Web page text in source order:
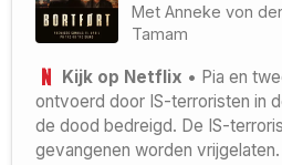
Met Anneke von
Tamam
Kijk op Netflix • Pia en
ontvoerd door IS-terroristen in
de dood bedreigd. De IS-
gevangenen worden vrijgelaten.